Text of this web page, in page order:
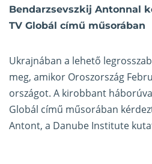
Bendarzsevszkij Antonnal
TV Globál című műsorában
Ukrajnában a lehető
meg, amikor Oroszország
országot. A kirobbant
Globál című műsorában
Antont, a Danube Institute